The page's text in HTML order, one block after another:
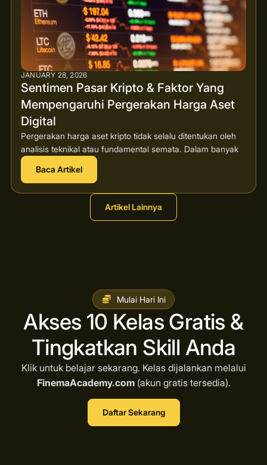
JANUARY 28, 2026
Sentimen Pasar Kripto & Faktor Yang
Mempengaruhi Pergerakan Harga Aset
Digital
Pergerakan harga aset kripto tidak selalu ditentukan oleh
analisis teknikal atau fundamental semata. Dalam banyak
Baca Artikel
Artikel Lainnya
Mulai Hari Ini
Akses 10 Kelas Gratis &
Tingkatkan Skill Anda
Klik untuk belajar sekarang. Kelas dijalankan melalui
FinemaAcademy.com(akun gratis tersedia).
Daftar Sekarang